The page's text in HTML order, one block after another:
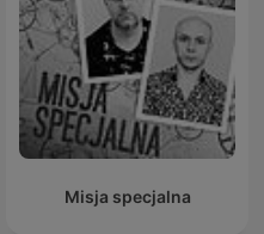
Misja specjalna